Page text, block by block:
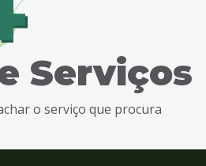
Serviços
o serviço que procura